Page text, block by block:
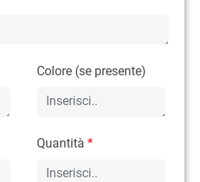
Colore (se presente)
Quantità*